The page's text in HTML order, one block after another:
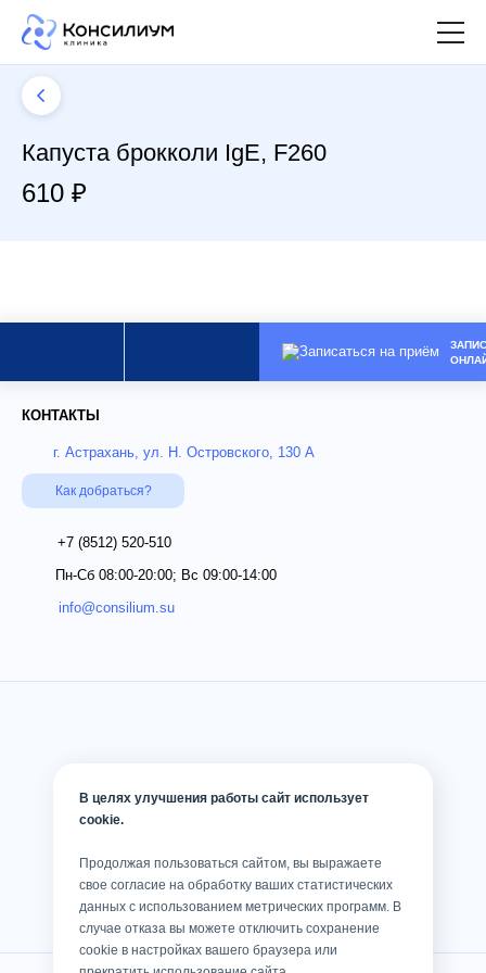
Капуста брокколи IgE, F260
610 ₽
КОНТАКТЫ
г. Астрахань, ул. Н. Островского, 130 А
Как добраться?
+7 (8512) 520-510
Пн-Сб 08:00-20:00; Вс 09:00-14:00
info@consilium.su
В целях улучшения работы сайт использует
cookie.
Продолжая пользоваться сайтом, вы выражаете
свое согласие на обработку ваших статистических
данных с использованием метрических программ. В
случае отказа вы можете отключить сохранение
cookie в настройках вашего браузера или